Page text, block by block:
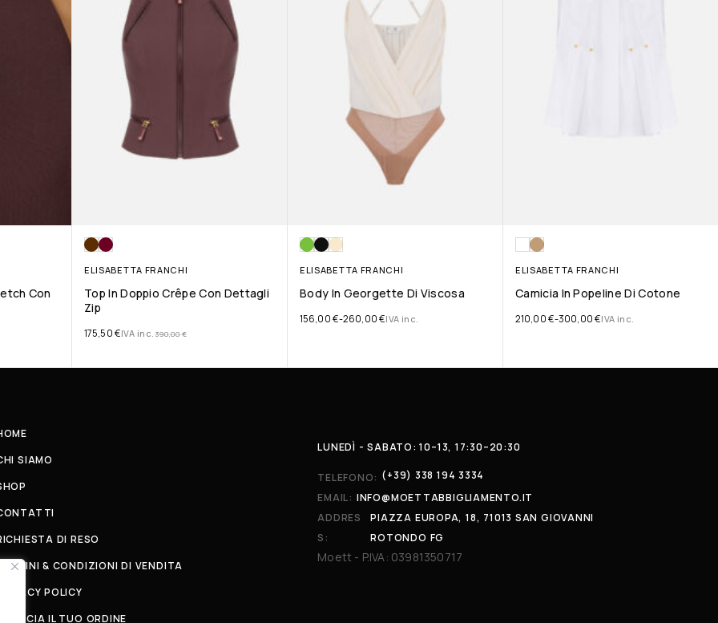
Con
ELISABETTA FRANCHI
Top In Doppio Crêpe Con Dettagli
Zip
390,00€
175,50€IVA inc.
ELISABETTA FRANCHI
Body In Georgette Di Viscosa
156,00€-260,00€IVA inc.
ELISABETTA FRANCHI
Camicia In Popeline Di Cotone
210,00€-300,00€IVA inc.
SIAMO
DI RESO
& CONDIZIONI DI VENDITA
POLICY
IL TUO ORDINE
LUNEDÌ - SABATO: 10–13, 17:30–20:30
TELEFONO: (+39) 338 194 3334
EMAIL: INFO@MOETTABBIGLIAMENTO.IT
ADDRES
S:
PIAZZA EUROPA, 18, 71013 SAN GIOVANNI
ROTONDO FG
Moett - P.IVA: 03981350717